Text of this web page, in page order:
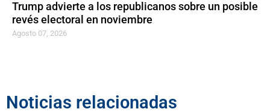
Trump advierte a los republicanos sobre un posible
revés electoral en noviembre
Agosto 07, 2026
Noticias relacionadas